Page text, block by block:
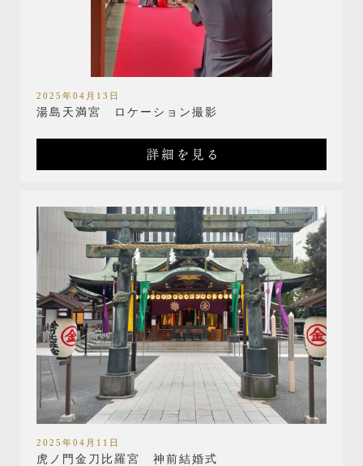
2025年04月13日
湯島天満宮 ロケーション撮影
2025年04月11日
虎ノ門金刀比羅宮 神前結婚式